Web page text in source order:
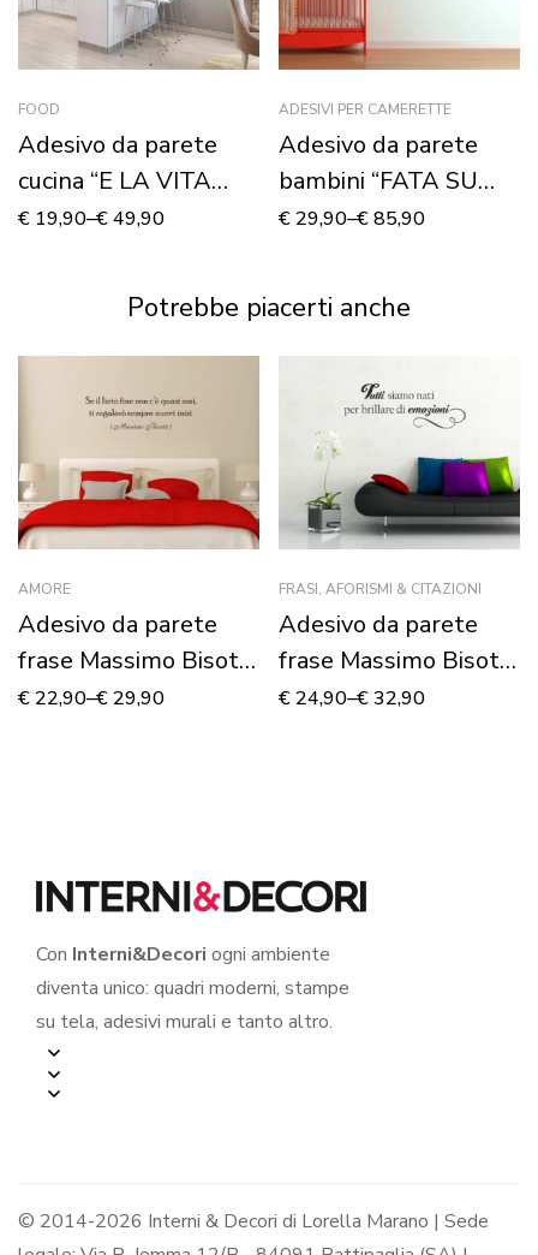
FOOD
Adesivo da parete
cucina “E LA VITA
COMINCIÒ”
€ 19,90–€49,90
ADESIVI PER CAMERETTE
Adesivo da parete
bambini “FATA SU
LUNA” – Adesivo
€ 29,90–€85,90
Potrebbe piacerti anche
AMORE
Adesivo da parete
frase Massimo Bisotti
“SE IL LIETO FINE…”
€ 22,90–€ 29,90
FRASI, AFORISMI & CITAZIONI
Adesivo da parete
frase Massimo Bisotti
“TUTTI SIAMO NATI
€ 24,90–€32,90
Con Interni&Decori ogni ambiente
diventa unico: quadri moderni, stampe
su tela, adesivi murali e tanto altro.
© 2014-2026 Interni & Decori di Lorella Marano | Sede